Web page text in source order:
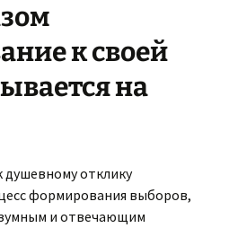
к своей
на
отклику
формирования выборов,
и отвечающим